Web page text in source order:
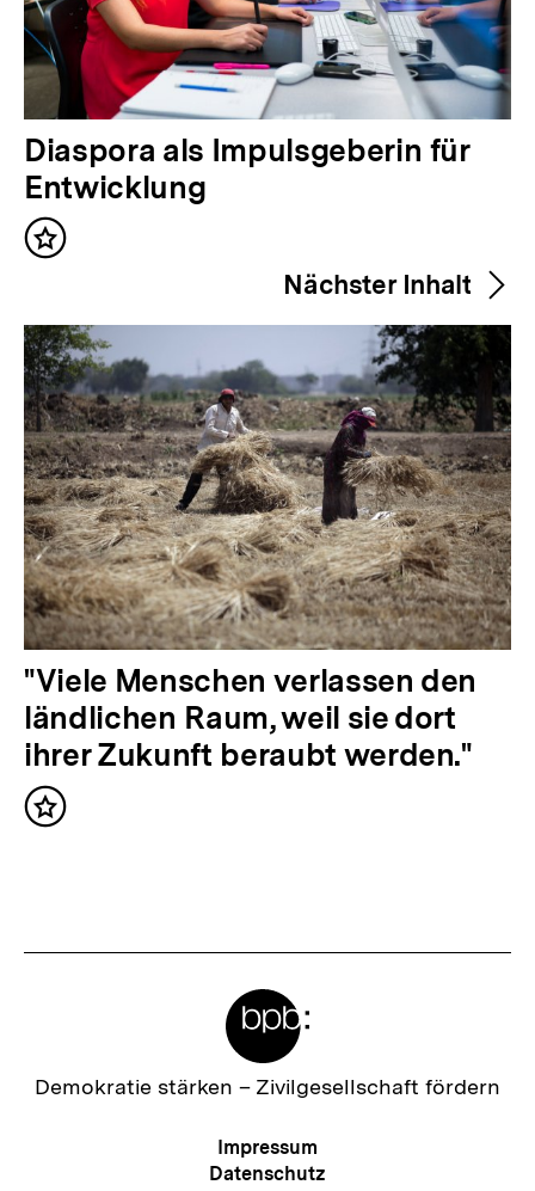
V
o
r
h
r
i
g
e
r
I
n
h
a
l
t
:
Diaspora als Impulsgeberin für
Entwicklung
Inhalt
Nächster Inhalt
N
ä
c
h
s
a
"Viele Menschen verlassen den
ländlichen Raum, weil sie dort
ihrer Zukunft beraubt werden."
Inhalt
Zur
Demokratie stärken – Zivilgesellschaft fördern
Meta-
Navigation
Impressum
Datenschutz